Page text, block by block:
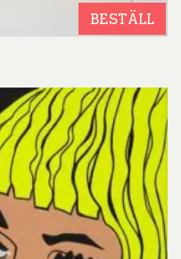
BESTÄLL